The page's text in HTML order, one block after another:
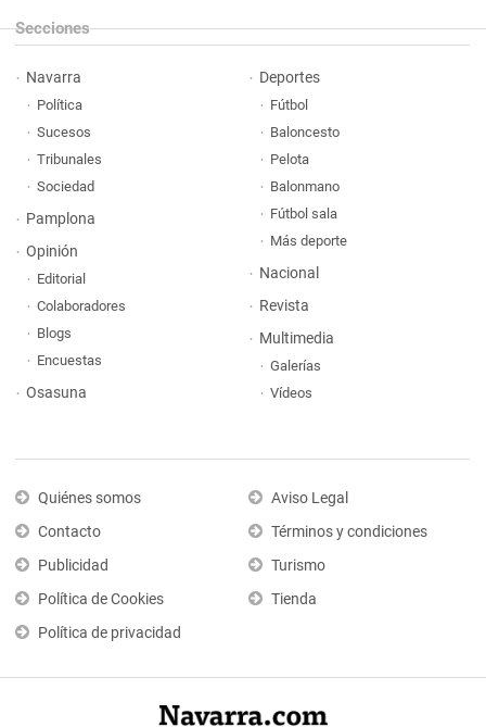
Secciones
Navarra
Política
Sucesos
Tribunales
Sociedad
Pamplona
Opinión
Editorial
Colaboradores
Blogs
Encuestas
Osasuna
Deportes
Fútbol
Baloncesto
Pelota
Balonmano
Fútbol sala
Más deporte
Nacional
Revista
Multimedia
Galerías
Vídeos
Quiénes somos
Contacto
Publicidad
Política de Cookies
Política de privacidad
Aviso Legal
Términos y condiciones
Turismo
Tienda